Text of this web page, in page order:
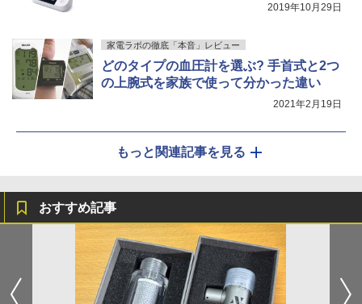
2019年10月29日
家電ラボの徹底「本音」レビュー
どのタイプの血圧計を選ぶ? 手首式と2つ
の上腕式を家族で使って分かった違い
2021年2月19日
もっと関連記事を見る
おすすめ記事